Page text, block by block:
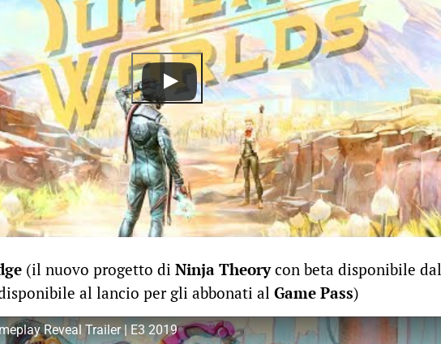
(il nuovo progetto di Ninja Theorycon beta disponibile dal
al lancio per gli abbonati al Game Pass)
Reveal Trailer | E3 2019